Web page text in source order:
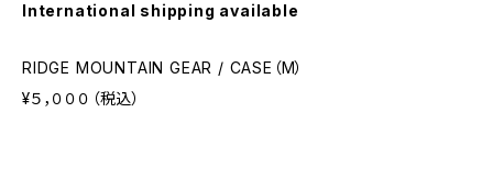
International shipping available
RIDGE MOUNTAIN GEAR / CASE（M）
¥５，０００（税込）